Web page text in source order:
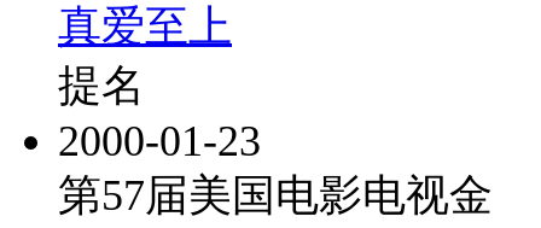
真爱至上
提名
2000-01-23
第57届美国电影电视金